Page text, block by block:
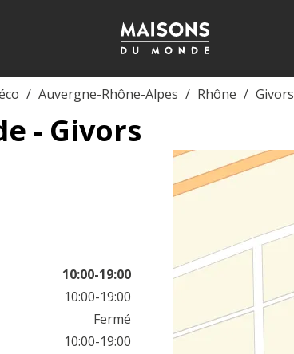
Auvergne-Rhône-Alpes Rhône Givors
- Givors
10:00-19:00
10:00-19:00
Fermé
10:00-19:00